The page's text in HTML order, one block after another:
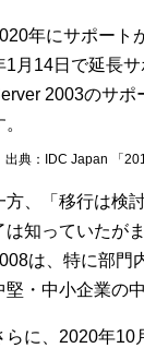
年にサポート
1月14日で延長
2003のサポ
出典：IDC Japan 「
方、「移行は検
は知っていたが
は、特に部門
堅・中小企業の
らに、2020年10